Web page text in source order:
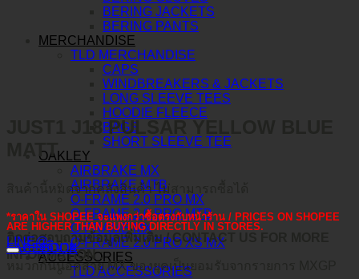
BERING JACKETS
BERING PANTS
MERCHANDISE
TLD MERCHANDISE
CAPS
WINDBREAKERS & JACKETS
LONG SLEEVE TEES
HOODIE FLEECE
BAGS
SHORT SLEEVE TEE
OAKLEY
AIRBRAKE MX
AIRBRAKE MTB
O-FRAME 2.0 PRO MX
O-FRAME 2.0 PRO MTB
O-FRAME MX
O-FRAME 2.0 PRO XS MX
ACCESSORIES
TLD ACCESSORIES
JUST1 J18 PULSAR YELLOW BLUE
MATT
สินค้านี้หมดจากคลังสินค้า ไม่สามารถซื้อได้
*ราคาใน SHOPEE จะแพงกว่าซื้อตรงกับหน้าร้าน / PRICES ON SHOPEE
ARE HIGHER THAN BUYING DIRECTLY IN STORES.
ติดต่อสอบถามข้อมูลเพิ่มเติม / CONTACT US FOR MORE
INFORMATION :
LINE@
FACEBOOK
คำอธิบาย
หมวกกันน็อคสาย MX ของยุคเป็นยอมรับจากรายการ MXGP